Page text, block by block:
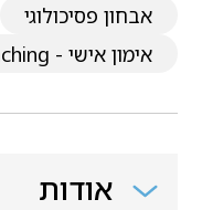
אבחון פסיכולוגי
אימון אישי - Coaching
אודות